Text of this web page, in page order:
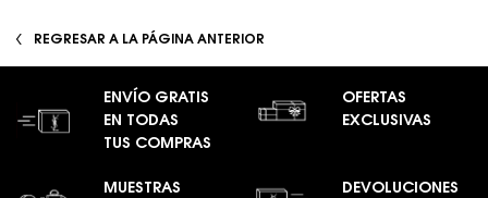
REGRESAR A LA PÁGINA ANTERIOR
ENVÍO GRATIS
EN TODAS
TUS COMPRAS
OFERTAS
EXCLUSIVAS
MUESTRAS
DEVOLUCIONES